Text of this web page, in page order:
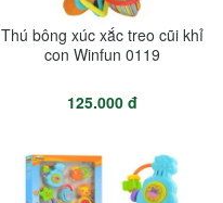
Thú bông xúc xắc treo cũi khỉ
con Winfun 0119
125.000 đ